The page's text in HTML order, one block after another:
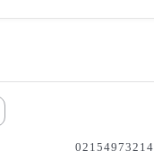
02154973214